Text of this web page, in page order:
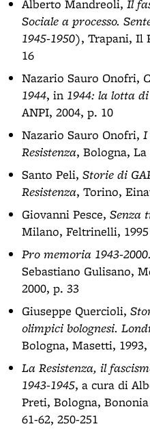
Alberto Mandreoli, Il
Sociale a processo.
1945-1950), Trapani, Il
16
Nazario Sauro Onofri,
1944, in 1944: la lotta
ANPI, 2004, p. 10
Nazario Sauro Onofri, I
Resistenza, Bologna,
Santo Peli, Storie di
Resistenza, Torino,
Giovanni Pesce, Senza
Milano, Feltrinelli, 1995
Pro memoria 1943-
Sebastiano Gulisano,
2000, p. 33
Giuseppe Quercioli,
olimpici bolognesi.
Bologna, Masetti,
La Resistenza, il
1943-1945, a cura di
Preti, Bologna,
61-62, 250-251